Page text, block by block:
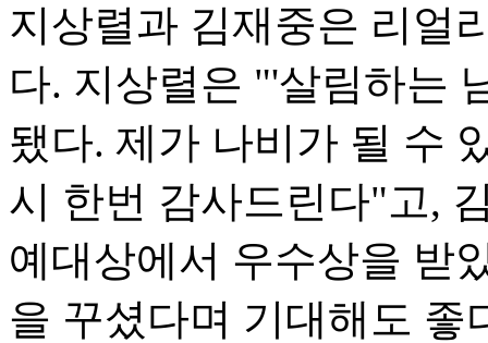
지상렬과 김재중은 리얼
다. 지상렬은 "'살림하는
됐다. 제가 나비가 될 수
시 한번 감사드린다"고,
예대상에서 우수상을 받
을 꾸셨다며 기대해도 좋